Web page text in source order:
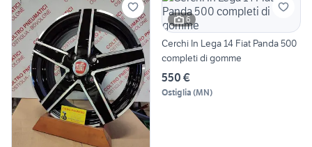
6
Cerchi In Lega 14 Fiat Panda 500
completi di gomme
550 €
Ostiglia (MN)